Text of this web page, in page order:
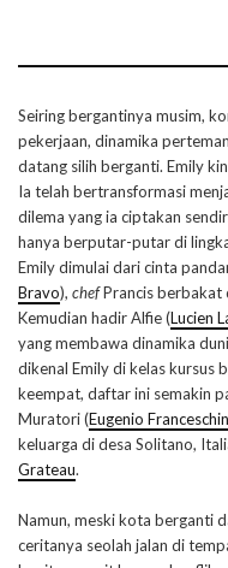
Seiring bergantinya musim,
pekerjaan, dinamika
datang silih berganti. Emily
Ia telah bertransformasi
dilema yang ia ciptakan
hanya berputar-putar di
Emily dimulai dari cinta
Bravo), chefPrancis berbakat
Kemudian hadir Alfie (Lucien
yang membawa dinamika
dikenal Emily di kelas kursus
keempat, daftar ini semakin
Muratori (Eugenio
keluarga di desa Solitano,
Grateau.
Namun, meski kota berganti
ceritanya seolah jalan di